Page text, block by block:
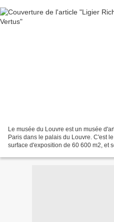
Le musée du Louvre est un musée
Paris dans le palais du Louvre. C'est
surface d'exposition de 60 600 m2, et